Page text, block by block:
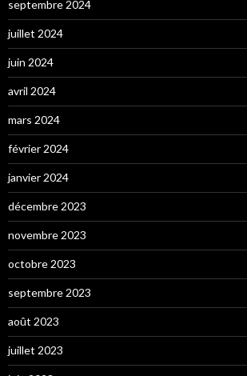
septembre 2024
juillet 2024
juin 2024
avril 2024
mars 2024
février 2024
janvier 2024
décembre 2023
novembre 2023
octobre 2023
septembre 2023
août 2023
juillet 2023